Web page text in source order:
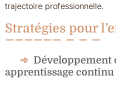
trajectoire professionnelle.
Stratégies pour
Développement
apprentissage continu